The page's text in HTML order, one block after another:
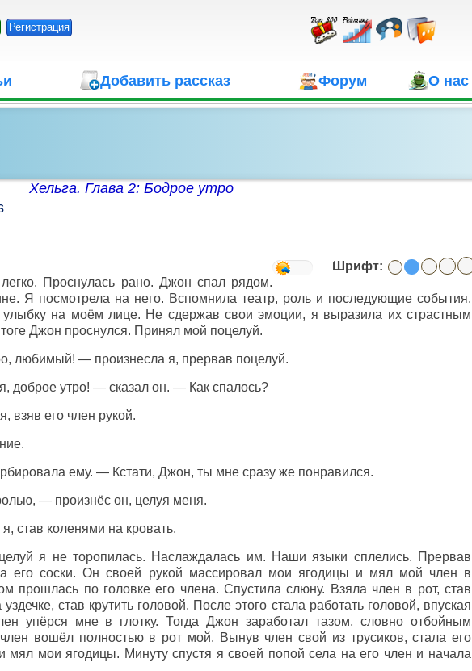
Регистрация
Добавить рассказ Форум О нас
Хельга. Глава 2: Бодрое утро
Шрифт:
Проснулась рано. Джон спал рядом.
Я посмотрела на него. Вспомнила театр, роль и последующие события.
на моём лице. Не сдержав свои эмоции, я выразила их страстным
Джон проснулся. Принял мой поцелуй.
любимый! — произнесла я, прервав поцелуй.
доброе утро! — сказал он. — Как спалось?
взяв его член рукой.
ему. — Кстати, Джон, ты мне сразу же понравился.
— произнёс он, целуя меня.
став коленями на кровать.
я не торопилась. Наслаждалась им. Наши языки сплелись. Прервав
его соски. Он своей рукой массировал мои ягодицы и мял мой член в
прошлась по головке его члена. Спустила слюну. Взяла член в рот, став
став крутить головой. После этого стала работать головой, впуская
упёрся мне в глотку. Тогда Джон заработал тазом, словно отбойным
вошёл полностью в рот мой. Вынув член свой из трусиков, стала его
мял мои ягодицы. Минуту спустя я своей попой села на его член и начала